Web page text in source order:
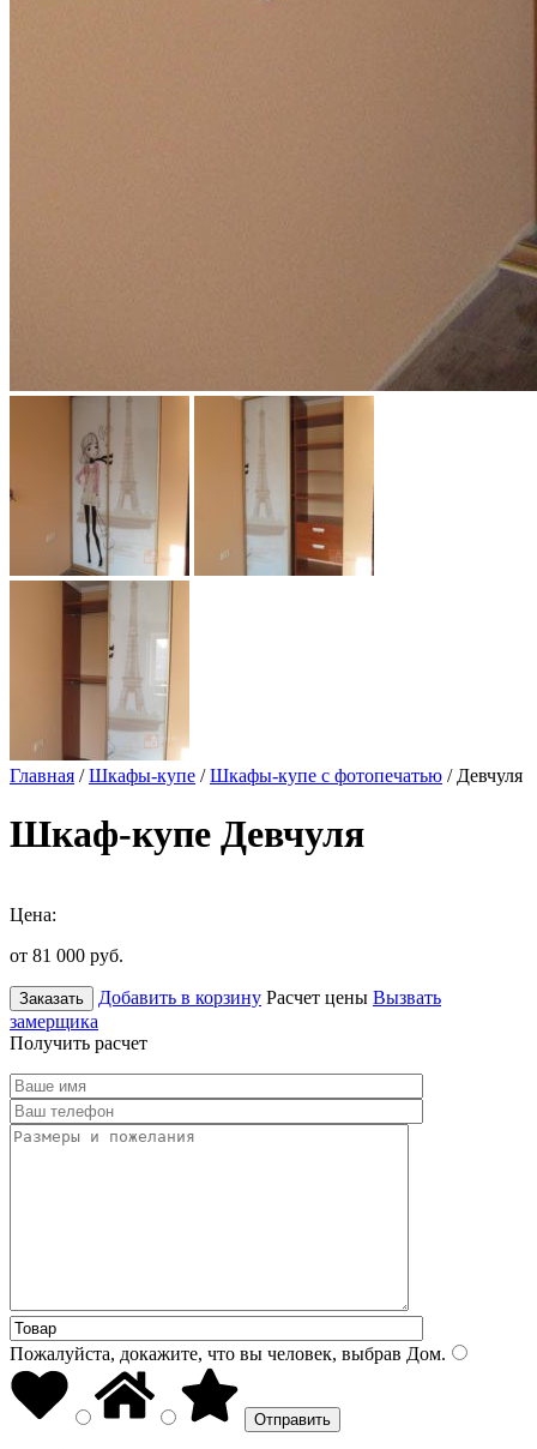
Главная /Шкафы-купе /Шкафы-купе с фотопечатью / Девчуля
Шкаф-купе Девчуля
Цена:
от 81 000 руб.
Заказать Добавить в корзину Расчет цены Вызвать
замерщика
Получить расчет
Пожалуйста, докажите, что вы человек, выбрав Дом.